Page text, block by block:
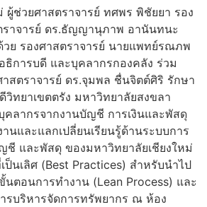
ผู้ช่วยศาสตราจารย์ ทศพร พิชัยยา รอง
ราจารย์ ดร.ธัญญานุภาพ อานันทนะ
ย รองศาสตราจารย์ นายแพทย์รณภพ
ธิการบดี และบุคลากรกองคลัง ร่วม
สตราจารย์ ดร.จุมพล ชื่นจิตต์ศิริ รักษา
วิทยาเขตตรัง มหาวิทยาลัยสงขลา
ลากรจากงานบัญชี การเงินและพัสดุ
นและแลกเปลี่ยนเรียนรู้ด้านระบบการ
ชี และพัสดุ ของมหาวิทยาลัยเชียงใหม่
ป็นเลิศ (Best Practices) สำหรับนำไป
ตอนการทำงาน (Lean Process) และ
รบริหารจัดการทรัพยากร ณ ห้อง